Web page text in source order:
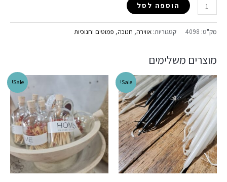
הוספה לסל
מק"ט: 4098 קטגוריות: אווירה, חנוכה, פמוטים וחנוכיות
מוצרים משלימים
Sale!
Sale!